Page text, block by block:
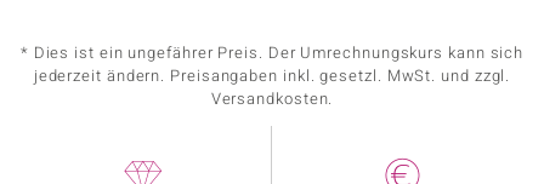
* Dies ist ein ungefährer Preis. Der Umrechnungskurs kann sich
jederzeit ändern. Preisangaben inkl. gesetzl. MwSt. und zzgl.
Versandkosten.